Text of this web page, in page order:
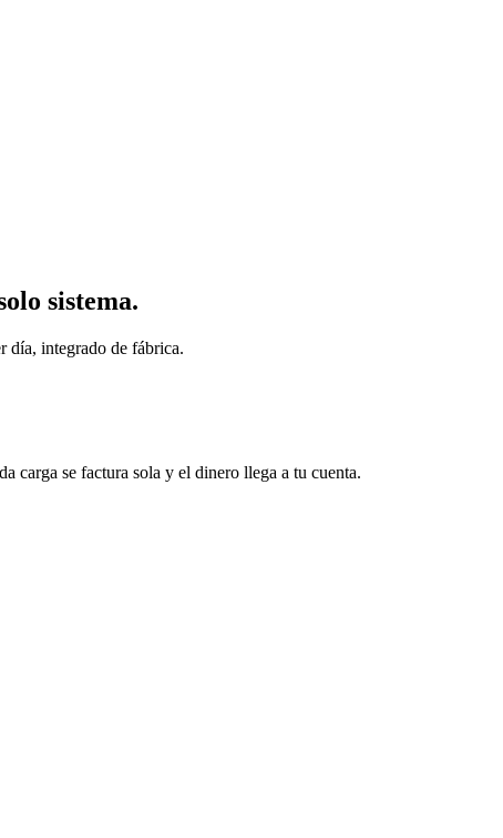
sistema.
día, integrado de fábrica.
carga se factura sola y el dinero llega a tu cuenta.